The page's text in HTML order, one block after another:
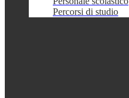
Percorsi di studio